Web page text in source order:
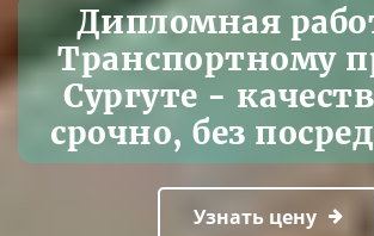
Дипломная
Транспортному
Сургуте -
срочно, без
Узнать цену